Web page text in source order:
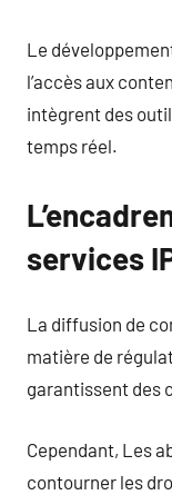
Le
l’accès aux
intègrent des
temps réel.
services
La diffusion de
matière de
garantissent des
Cependant, Les
contourner les